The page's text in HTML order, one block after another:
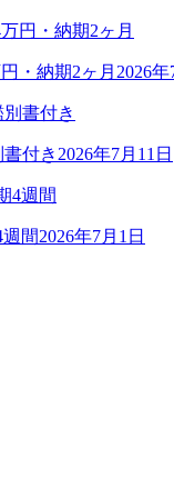
・納期2ヶ月 2026年
付き 2026年7月11日
間2026年7月1日